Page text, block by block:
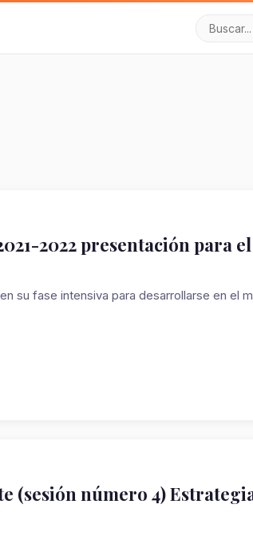
2022 presentación para
su fase intensiva para desarrollarse en el
(sesión número 4)